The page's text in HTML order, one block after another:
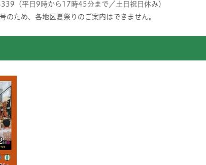
（平日9時から17時45分まで／土日祝日休み）
ため、各地区夏祭りのご案内はできません。